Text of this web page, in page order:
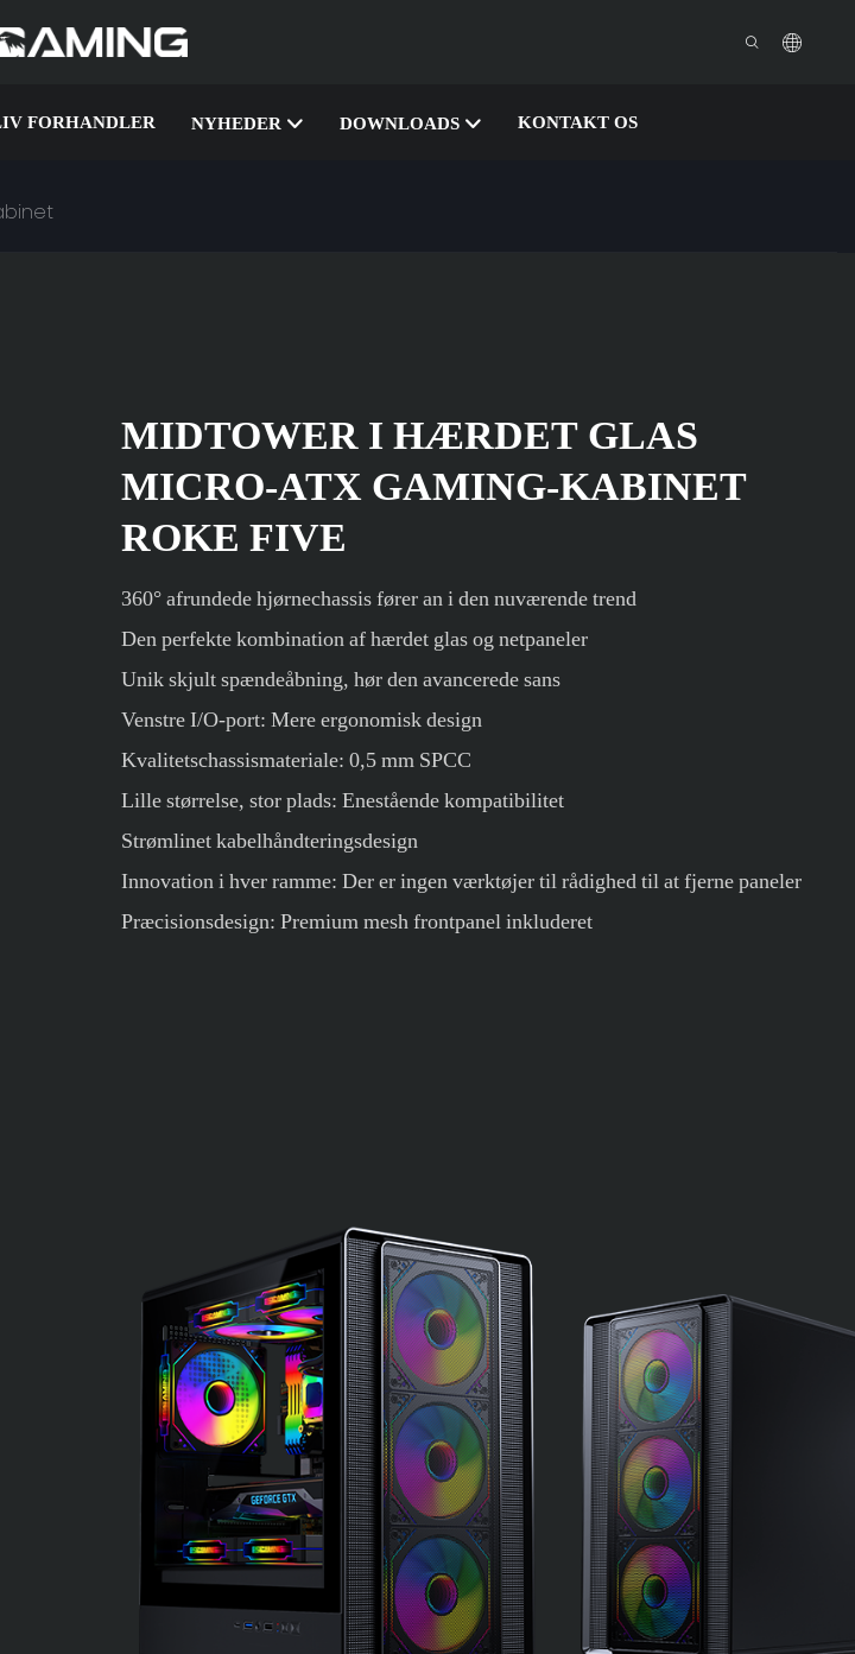
FORHANDLER NYHEDER DOWNLOADS KONTAKT OS
MIDTOWER I HÆRDET GLAS
MICRO-ATX GAMING-KABINET
ROKE FIVE
360° afrundede hjørnechassis fører an i den nuværende trend
Den perfekte kombination af hærdet glas og netpaneler
Unik skjult spændeåbning, hør den avancerede sans
Venstre I/O-port: Mere ergonomisk design
Kvalitetschassismateriale: 0,5 mm SPCC
Lille størrelse, stor plads: Enestående kompatibilitet
Strømlinet kabelhåndteringsdesign
Innovation i hver ramme: Der er ingen værktøjer til rådighed til at fjerne paneler
Præcisionsdesign: Premium mesh frontpanel inkluderet